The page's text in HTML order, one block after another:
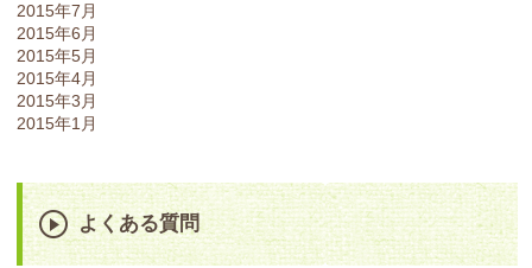
2015年7月
2015年6月
2015年5月
2015年4月
2015年3月
2015年1月
よくある質問